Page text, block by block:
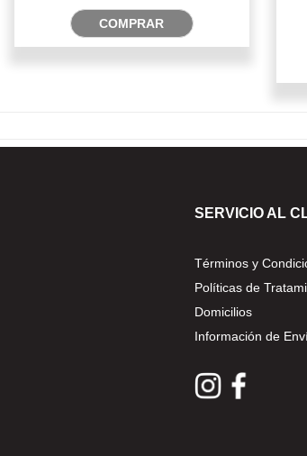
COMPRAR
SERVICIO AL
Términos y
Políticas de
Domicilios
Información de